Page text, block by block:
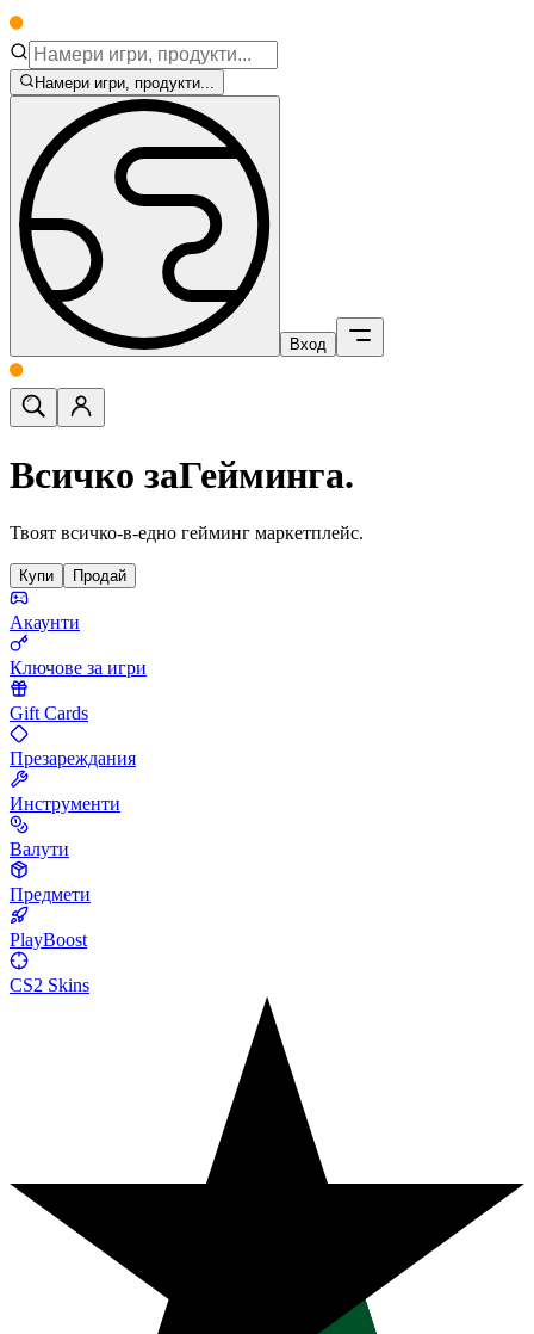
Намери игри, продукти...
Вход
Всичко заГейминга.
Твоят всичко-в-едно гейминг маркетплейс.
Купи Продай
Акаунти
Ключове за игри
Gift Cards
Презареждания
Инструменти
Валути
Предмети
PlayBoost
CS2 Skins